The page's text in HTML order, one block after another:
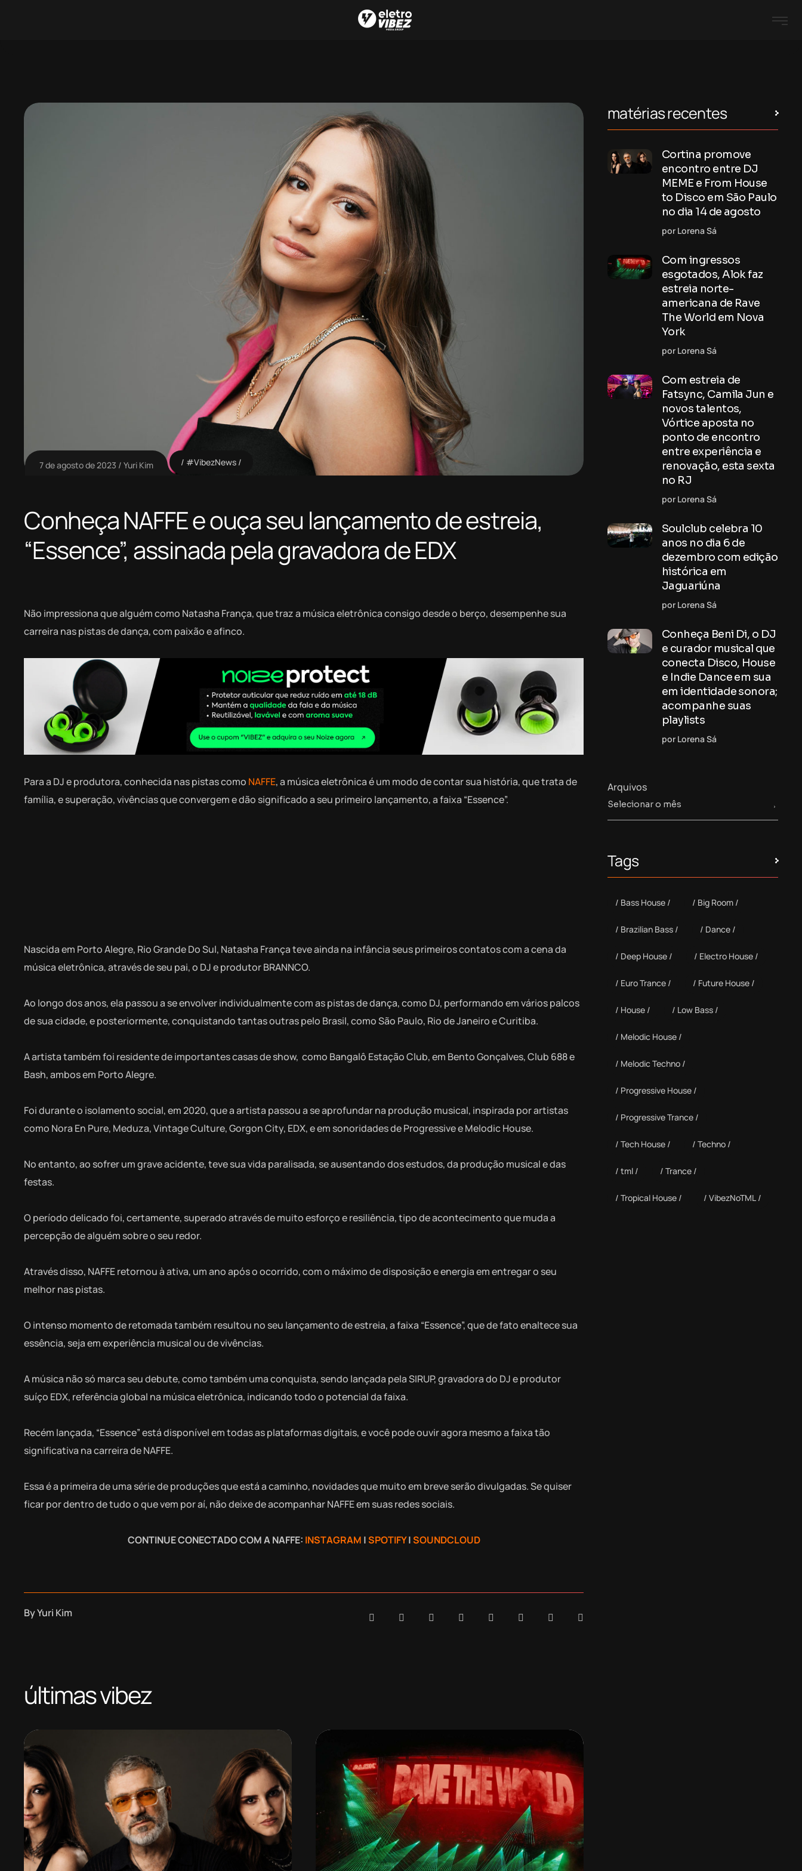
7 de agosto de 2023 Yuri Kim #VibezNews
Conheça NAFFE e ouça seu lançamento de estreia,
“Essence”, assinada pela gravadora de EDX
Não impressiona que alguém como Natasha França, que traz a música eletrônica consigo desde o berço, desempenhe sua
carreira nas pistas de dança, com paixão e afinco.
Para a DJ e produtora, conhecida nas pistas como NAFFE, a música eletrônica é um modo de contar sua história, que trata de
família, e superação, vivências que convergem e dão significado a seu primeiro lançamento, a faixa “Essence”.
Nascida em Porto Alegre, Rio Grande Do Sul, Natasha França teve ainda na infância seus primeiros contatos com a cena da
música eletrônica, através de seu pai, o DJ e produtor BRANNCO.
Ao longo dos anos, ela passou a se envolver individualmente com as pistas de dança, como DJ, performando em vários palcos
de sua cidade, e posteriormente, conquistando tantas outras pelo Brasil, como São Paulo, Rio de Janeiro e Curitiba.
A artista também foi residente de importantes casas de show, como Bangalô Estação Club, em Bento Gonçalves, Club 688 e
Bash, ambos em Porto Alegre.
Foi durante o isolamento social, em 2020, que a artista passou a se aprofundar na produção musical, inspirada por artistas
como Nora En Pure, Meduza, Vintage Culture, Gorgon City, EDX, e em sonoridades de Progressive e Melodic House.
No entanto, ao sofrer um grave acidente, teve sua vida paralisada, se ausentando dos estudos, da produção musical e das
festas.
O período delicado foi, certamente, superado através de muito esforço e resiliência, tipo de acontecimento que muda a
percepção de alguém sobre o seu redor.
Através disso, NAFFE retornou à ativa, um ano após o ocorrido, com o máximo de disposição e energia em entregar o seu
melhor nas pistas.
O intenso momento de retomada também resultou no seu lançamento de estreia, a faixa “Essence”, que de fato enaltece sua
essência, seja em experiência musical ou de vivências.
A música não só marca seu debute, como também uma conquista, sendo lançada pela SIRUP, gravadora do DJ e produtor
suíço EDX, referência global na música eletrônica, indicando todo o potencial da faixa.
Recém lançada, “Essence” está disponível em todas as plataformas digitais, e você pode ouvir agora mesmo a faixa tão
significativa na carreira de NAFFE.
Essa é a primeira de uma série de produções que está a caminho, novidades que muito em breve serão divulgadas. Se quiser
ficar por dentro de tudo o que vem por aí, não deixe de acompanhar NAFFE em suas redes sociais.
CONTINUE CONECTADO COM A NAFFE: INSTAGRAM |SPOTIFY|SOUNDCLOUD
ByYuri Kim
últimas vibez
matérias recentes
Cortina promove
encontro entre DJ
MEME e From House
to Disco em São Paulo
no dia 14 de agosto
por Lorena Sá
Com ingressos
esgotados, Alok faz
estreia norte-
americana de Rave
The World em Nova
York
por Lorena Sá
Com estreia de
Fatsync, Camila Jun e
novos talentos,
Vórtice aposta no
ponto de encontro
entre experiência e
renovação, esta sexta
no RJ
por Lorena Sá
Soulclub celebra 10
anos no dia 6 de
dezembro com edição
histórica em
Jaguariúna
por Lorena Sá
Conheça Beni Di, o DJ
e curador musical que
conecta Disco, House
e Indie Dance em sua
em identidade sonora;
acompanhe suas
playlists
por Lorena Sá
Arquivos
Tags
Bass House Big Room
Brazilian Bass Dance
Deep House Electro House
Euro Trance Future House
House Low Bass
Melodic House
Melodic Techno
Progressive House
Progressive Trance
Tech House Techno
tml Trance
Tropical House VibezNoTML